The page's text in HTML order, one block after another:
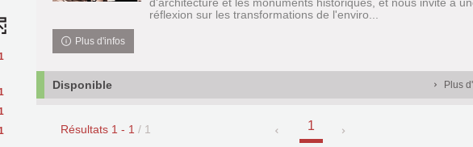
réflexion sur les transformations de l'enviro...
Plus d'infos
Disponible Plus
Résultats 1 - 1 / 1 1